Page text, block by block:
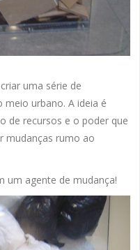
uma série de
urbano. A ideia é
de recursos e o poder que
mudanças rumo ao
um agente de mudança!